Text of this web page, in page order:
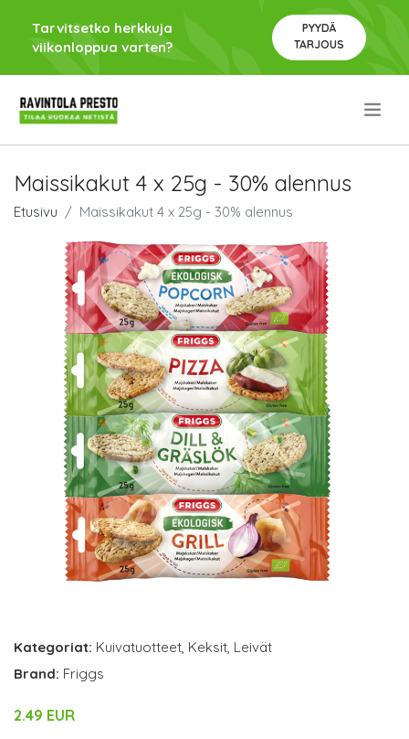
Tarvitsetko herkkuja
viikonloppua varten?
PYYDÄ
TARJOUS
Maissikakut 4 x 25g - 30% alennus
Etusivu Maissikakut 4 x 25g - 30% alennus
Kategoriat: Kuivatuotteet, Keksit, Leivät
Brand: Friggs
2.49 EUR